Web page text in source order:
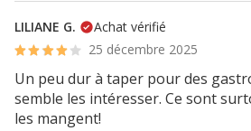
LILIANE G.
Achat vérifié
25 décembre 2025
Un peu dur à taper pour des
semble les intéresser. Ce sont
les mangent!